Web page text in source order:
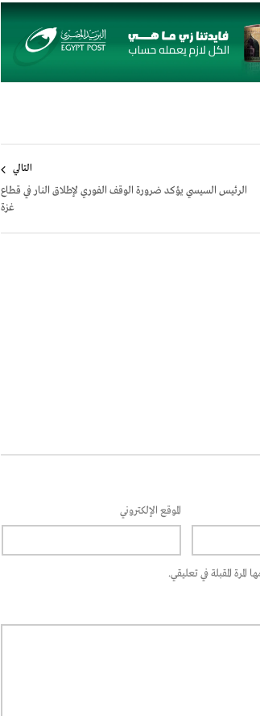
التالي
الرئيس السيسي يؤكد ضرورة الوقف الفوري لإطلاق النار في قطاع
غزة
الموقع الإلكتروني
المقبلة في تعليقي.